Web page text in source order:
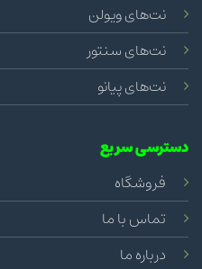
نت‌های ویولن
نت‌های سنتور
نت‌های پیانو
دسترسی سریع
فروشگاه
تماس با ما
درباره ما